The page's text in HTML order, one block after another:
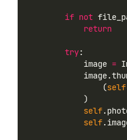
if not
return
try:
            image
=
                (
self
            )
self
self